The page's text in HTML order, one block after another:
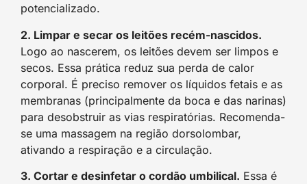
potencializado.
2. Limpar e secar os leitões recém-nascidos.
Logo ao nascerem, os leitões devem ser limpos e
secos. Essa prática reduz sua perda de calor
corporal. É preciso remover os líquidos fetais e as
membranas (principalmente da boca e das narinas)
para desobstruir as vias respiratórias. Recomenda-
se uma massagem na região dorsolombar,
ativando a respiração e a circulação.
3. Cortar e desinfetar o cordão umbilical. Essa é